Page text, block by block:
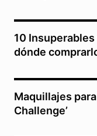
10
dónde
Maquillajes
Challenge’